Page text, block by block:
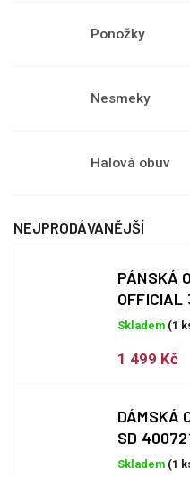
Ponožky
Nesmeky
Halová obuv
NEJPRODÁVANĚJŠÍ
PÁNSKÁ
Skladem (1
1 499 Kč
DÁMSKÁ
SD
Skladem (1